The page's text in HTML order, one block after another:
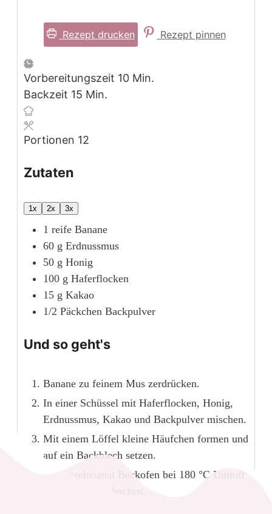
Rezept drucken Rezept pinnen
Vorbereitungszeit 10Minuten
Min.
Backzeit 15 Minuten
Min.
Portionen 12
Zutaten
1x 2x 3x
1 reife Banane
60 g Erdnussmus
50 g Honig
100 g Haferflocken
15 g Kakao
1/2 Päckchen Backpulver
Und so geht's
Banane zu feinem Mus zerdrücken.
In einer Schüssel mit Haferflocken, Honig,
Erdnussmus, Kakao und Backpulver mischen.
Mit einem Löffel kleine Häufchen formen und
auf ein Backblech setzen.
Im vorgeheizten Backofen bei 180 °C Umluft